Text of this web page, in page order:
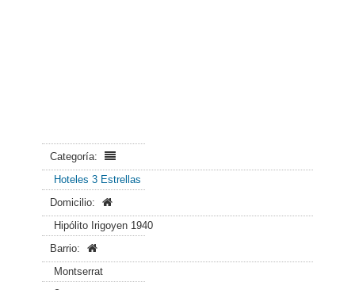
Categoría:
Hoteles 3 Estrellas
Domicilio:
Hipólito Irigoyen 1940
Barrio:
Montserrat